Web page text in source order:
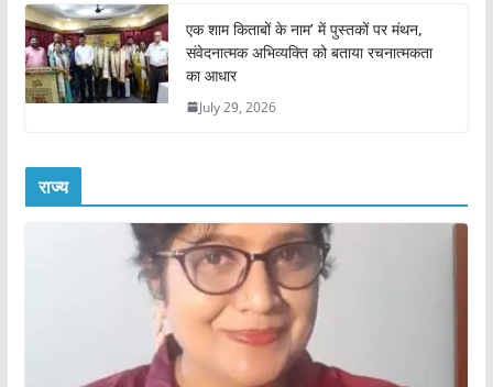
एक शाम किताबों के नाम’ में पुस्तकों पर मंथन,
संवेदनात्मक अभिव्यक्ति को बताया रचनात्मकता
का आधार
July 29, 2026
राज्य